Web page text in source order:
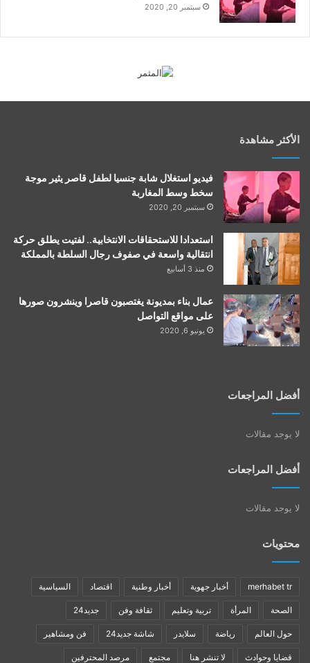
سبتمبر 20, 2020
الأكثر مشاهدة
فيديو استغلال شابة جنسيا لطفل قاصر يثير موجة
سخط وسط المغاربة
سبتمبر 20, 2020
استعدادا للاستحقاقات الانتخابية.. لفتيت يطلق حركة
انتقالية واسعة في صفوف رجال السلطة بالمملكة
منذ 3 أسابيع
عمال بناء بمديونة يغتصبون قاصرا وينشرون صورها
على مواقع التواصل
يونيو 6, 2020
أفضل المراجعات
لا يوجد مقالات
أفضل المراجعات
لا يوجد مقالات
محتويات
merhabet tr أخبار جهوية أخبار وطنية اقتصاد السياسية
الصحة المرأة تربية وتعليم ثقافة وفن جديد24
حول العالم رياضة سلايدر شاشة جديد24 فن ومشاهير
قضايا وحوادث لا تنشر هنا مجتمع مرصد المحترفين